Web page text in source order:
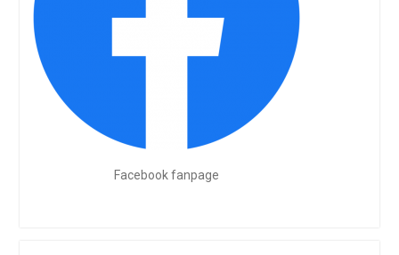
Facebook fanpage